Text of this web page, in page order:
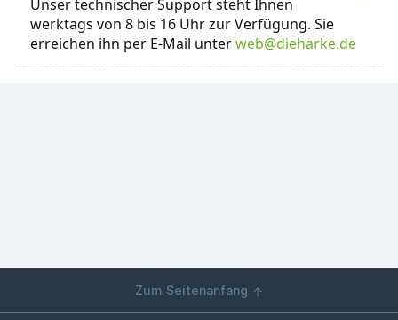
Unser technischer Support steht Ihnen
werktags von 8 bis 16 Uhr zur Verfügung. Sie
erreichen ihn per E-Mail unterweb@dieharke.de
Zum Seitenanfang